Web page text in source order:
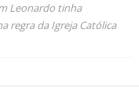
Leonardo tinha
regra da Igreja Católica